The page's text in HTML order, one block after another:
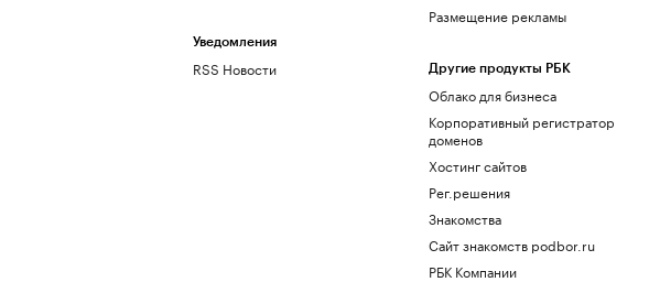
Уведомления
RSS Новости
Размещение рекламы
Другие продукты РБК
Облако для бизнеса
Корпоративный регистратор
доменов
Хостинг сайтов
Рег.решения
Знакомства
Сайт знакомств podbor.ru
РБК Компании